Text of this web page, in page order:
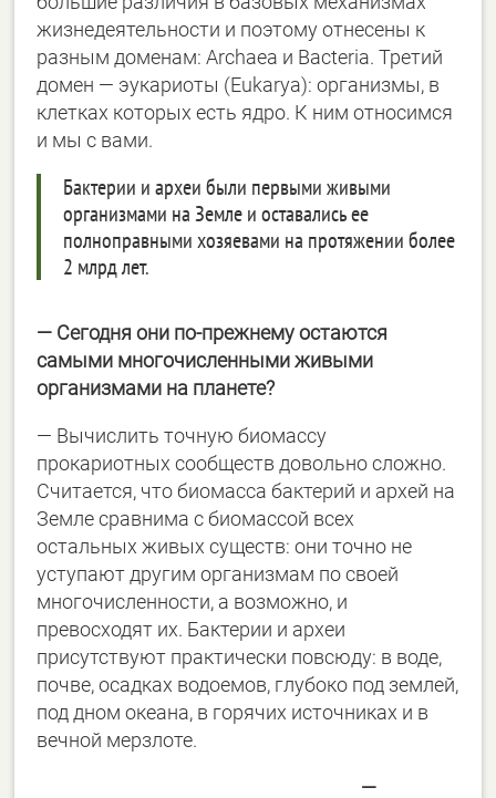
жизнедеятельности и поэтому отнесены к
разным доменам: Archaea и Bacteria. Третий
домен ― эукариоты (Eukarya): организмы, в
клетках которых есть ядро. К ним относимся
и мы с вами.
Бактерии и археи были первыми живыми
организмами на Земле и оставались ее
полноправными хозяевами на протяжении более
2 млрд лет.
― Сегодня они по-прежнему остаются
самыми многочисленными живыми
организмами на планете?
― Вычислить точную биомассу
прокариотных сообществ довольно сложно.
Считается, что биомасса бактерий и архей на
Земле сравнима с биомассой всех
остальных живых существ: они точно не
уступают другим организмам по своей
многочисленности, а возможно, и
превосходят их. Бактерии и археи
присутствуют практически повсюду: в воде,
почве, осадках водоемов, глубоко под землей,
под дном океана, в горячих источниках и в
вечной мерзлоте.
―